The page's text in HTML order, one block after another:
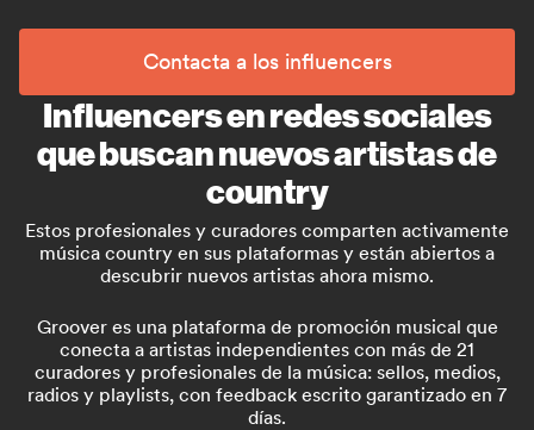
Contacta a los influencers
Influencers en redes sociales
que buscan nuevos artistas de
country
Estos profesionales y curadores comparten activamente
música country en sus plataformas y están abiertos a
descubrir nuevos artistas ahora mismo.
Groover es una plataforma de promoción musical que
conecta a artistas independientes con más de 21
curadores y profesionales de la música: sellos, medios,
radios y playlists, con feedback escrito garantizado en 7
días.